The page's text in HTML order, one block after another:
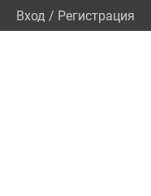
Вход / Регистрация